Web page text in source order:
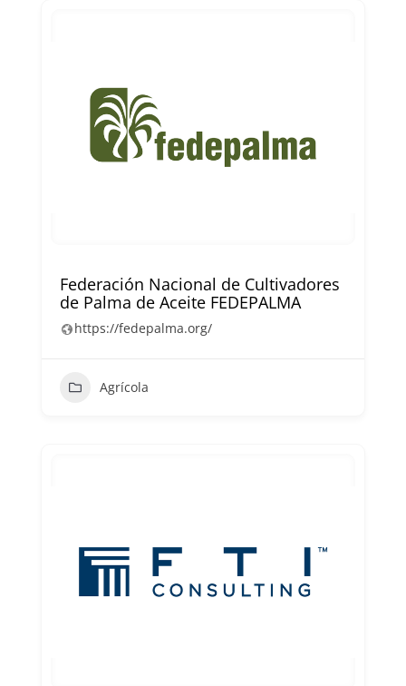
Federación Nacional de Cultivadores
de Palma de Aceite FEDEPALMA
https://fedepalma.org/
Agrícola